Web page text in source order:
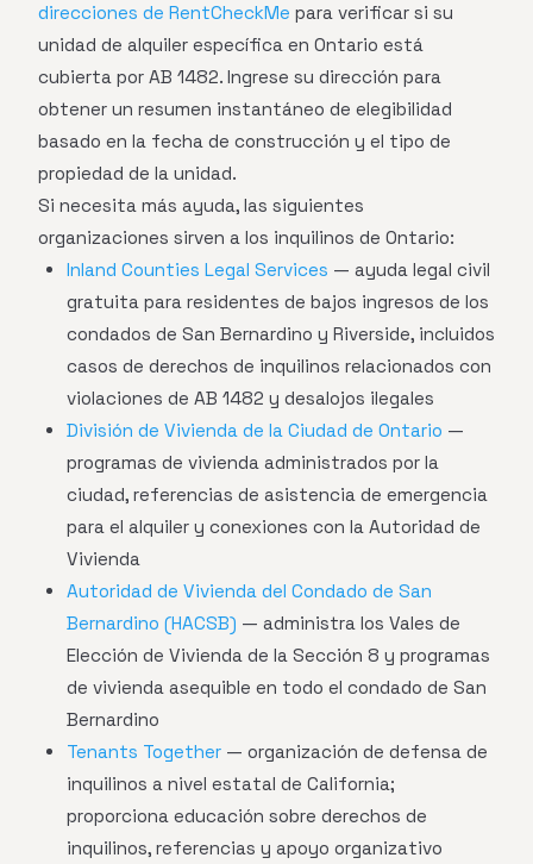
direcciones de RentCheckMe para verificar si su
unidad de alquiler específica en Ontario está
cubierta por AB 1482. Ingrese su dirección para
obtener un resumen instantáneo de elegibilidad
basado en la fecha de construcción y el tipo de
propiedad de la unidad.
Si necesita más ayuda, las siguientes
organizaciones sirven a los inquilinos de Ontario:
Inland Counties Legal Services — ayuda legal civil
gratuita para residentes de bajos ingresos de los
condados de San Bernardino y Riverside, incluidos
casos de derechos de inquilinos relacionados con
violaciones de AB 1482 y desalojos ilegales
División de Vivienda de la Ciudad de Ontario —
programas de vivienda administrados por la
ciudad, referencias de asistencia de emergencia
para el alquiler y conexiones con la Autoridad de
Vivienda
Autoridad de Vivienda del Condado de San
Bernardino (HACSB) — administra los Vales de
Elección de Vivienda de la Sección 8 y programas
de vivienda asequible en todo el condado de San
Bernardino
Tenants Together — organización de defensa de
inquilinos a nivel estatal de California;
proporciona educación sobre derechos de
inquilinos, referencias y apoyo organizativo